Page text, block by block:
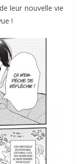
leur nouvelle vie
!